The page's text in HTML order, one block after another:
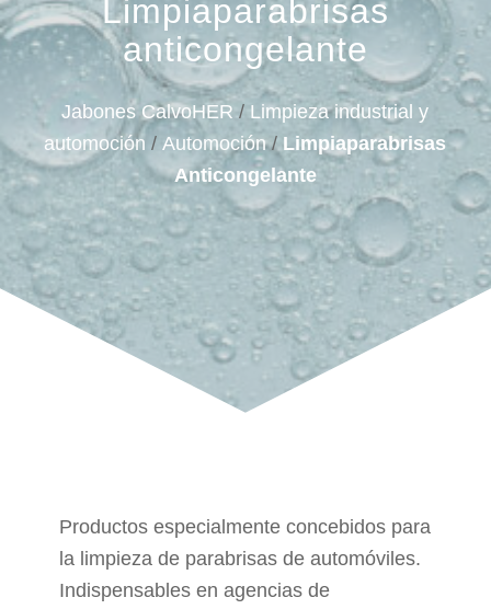
Limpiaparabrisas
anticongelante
Jabones CalvoHER / Limpieza industrial y
automoción /Automoción/ Limpiaparabrisas
Anticongelante
Productos especialmente concebidos para
la limpieza de parabrisas de automóviles.
Indispensables en agencias de